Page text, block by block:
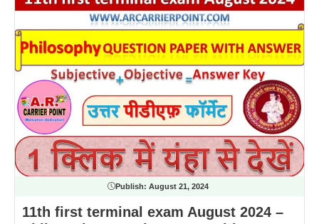
Publish: August 21, 2024
11th first terminal exam August 2024 –